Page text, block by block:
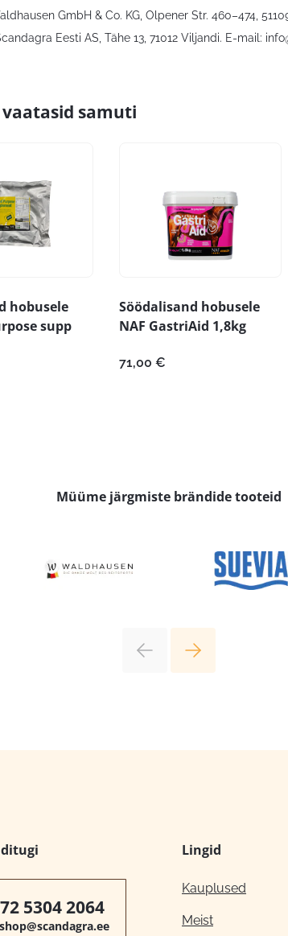
GmbH & Co. KG, Olpener Str. 460–474,
Eesti AS, Tähe 13, 71012 Viljandi. E-mail:
samuti
hobusele
supp
Söödalisand hobusele
NAF GastriAid 1,8kg
71,00 €
Müüme järgmiste brändide tooteid
5304 2064
Lingid
Kauplused
Meist